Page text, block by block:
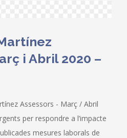
i Abril 2020 –
Assessors - Març / Abril
per respondre a l’impacte
mesures laborals de